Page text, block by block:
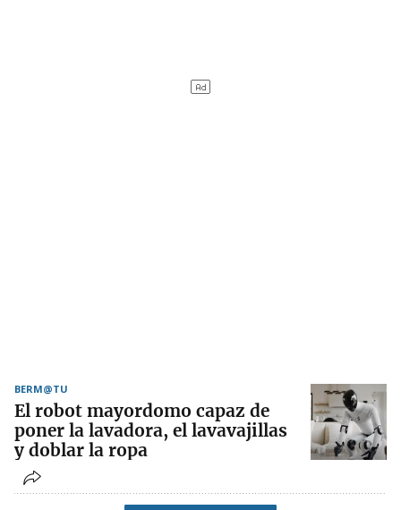
BERM@TU
El robot mayordomo capaz de
poner la lavadora, el lavavajillas
y doblar la ropa